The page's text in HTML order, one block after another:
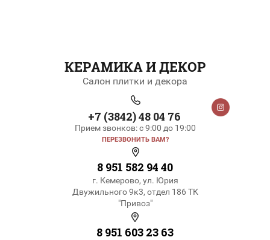
КЕРАМИКА И ДЕКОР
Салон плитки и декора
+7 (3842) 48 04 76
Прием звонков: с 9:00 до 19:00
ПЕРЕЗВОНИТЬ ВАМ?
8 951 582 94 40
г. Кемерово, ул. Юрия
Двужильного 9к3, отдел 186 ТК
"Привоз"
8 951 603 23 63